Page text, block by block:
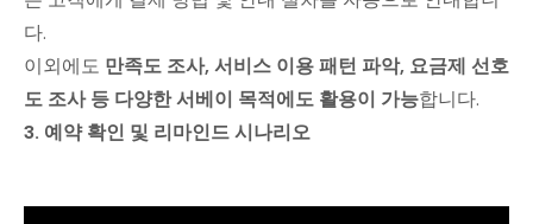
다.
이외에도 만족도 조사, 서비스 이용 패턴 파악, 요금제 선호
도 조사 등 다양한 서베이 목적에도 활용이 가능합니다.
3. 예약 확인 및 리마인드 시나리오